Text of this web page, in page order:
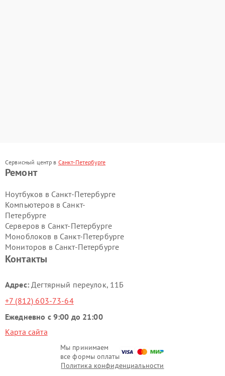
Сервисный центр в Санкт-Петербурге
Мы принимаем
все формы оплаты
Ремонт
Ноутбуков в Санкт-Петербурге
Компьютеров в Санкт-
Петербурге
Серверов в Санкт-Петербурге
Моноблоков в Санкт-Петербурге
Мониторов в Санкт-Петербурге
Контакты
Адрес:Дегтярный переулок, 11Б
+7 (812) 603-73-64
Ежедневно с 9:00 до 21:00
Карта сайта
Политика конфиденциальности